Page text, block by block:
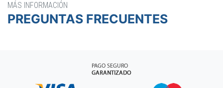
MÁS INFORMACIÓN
PREGUNTAS FRECUENTES